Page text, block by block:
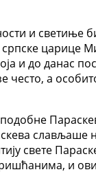
и
царице
и до данас
а
свете
и